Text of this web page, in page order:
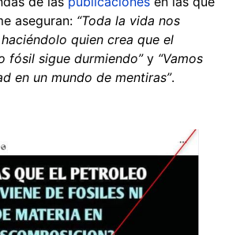
aseguran: “Toda la vida nos
quien crea que el
fósil sigue durmiendo”y “Vamos
en un mundo de mentiras”.